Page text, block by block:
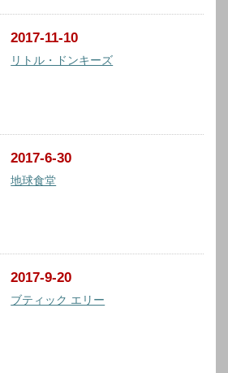
2017-11-10
リトル・ドンキーズ
2017-6-30
地球食堂
2017-9-20
ブティック エリー